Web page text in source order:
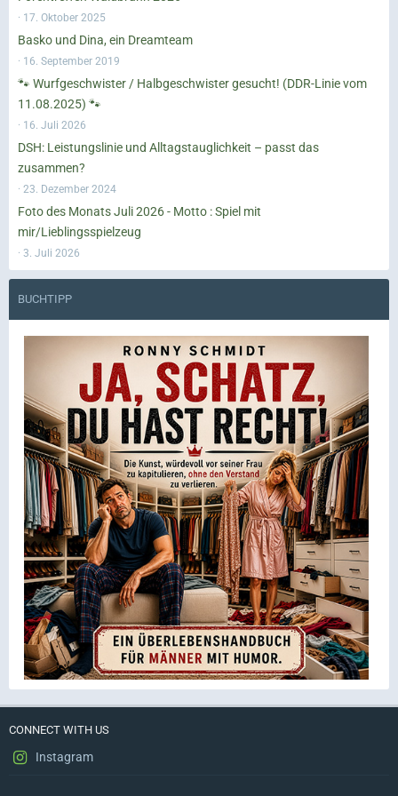
17. Oktober 2025
Basko und Dina, ein Dreamteam
16. September 2019
🐾 Wurfgeschwister / Halbgeschwister gesucht! (DDR-Linie vom
11.08.2025) 🐾
16. Juli 2026
DSH: Leistungslinie und Alltagstauglichkeit – passt das
zusammen?
23. Dezember 2024
Foto des Monats Juli 2026 - Motto : Spiel mit
mir/Lieblingsspielzeug
3. Juli 2026
BUCHTIPP
CONNECT WITH US
Instagram